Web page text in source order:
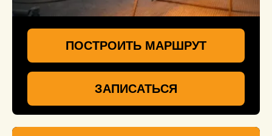
ПОСТРОИТЬ МАРШРУТ
ЗАПИСАТЬСЯ